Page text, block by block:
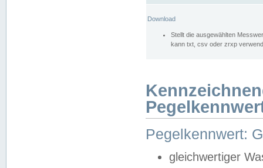
Download
Stellt die ausgewählten
kann txt, csv oder zrxp
Pegelkennwert:
gleichwertiger